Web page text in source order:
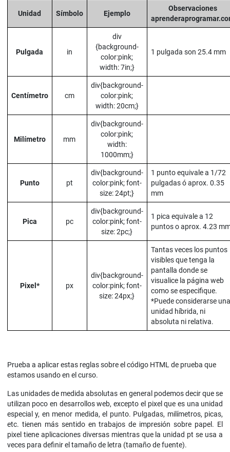
Unidad Símbolo Ejemplo
Observaciones
Pulgada in
div
{background-
color:pink;
width: 7in;}
1 pulgada son 25.4 mm
Centímetro cm
div{background-
color:pink;
width: 20cm;}
Milímetro mm
div{background-
color:pink;
width:
1000mm;}
Punto pt
div{background-
color:pink; font-
size: 24pt;}
1 punto equivale a 1/72
pulgadas ó aprox. 0.35
mm
Pica pc
div{background-
color:pink; font-
size: 2pc;}
1 pica equivale a 12
puntos o aprox. 4.23
Pixel* px
div{background-
color:pink; font-
size: 24px;}
Tantas veces los puntos
visibles que tenga la
pantalla donde se
visualice la página web
como se especifique.
*Puede considerarse una
unidad híbrida, ni
absoluta ni relativa.
Prueba a aplicar estas reglas sobre el código HTML de prueba que
estamos usando en el curso.
Las unidades de medida absolutas en general podemos decir que se
utilizan poco en desarrollos web, excepto el pixel que es una unidad
especial y, en menor medida, el punto. Pulgadas, milímetros, picas,
etc. tienen más sentido en trabajos de impresión sobre papel. El
pixel tiene aplicaciones diversas mientras que la unidad pt se usa a
veces para definir el tamaño de letra (tamaño de fuente).